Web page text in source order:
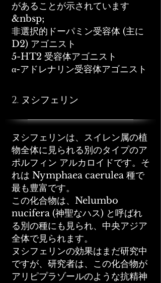
があることが示されています
&nbsp;
非選択的ドーパミン受容体 (主に
D2) アゴニスト
5-HT2 受容体アゴニスト
α-アドレナリン受容体アゴニスト
2. ヌシフェリン
ヌシフェリンは、スイレン属の植
物全体に見られる別のタイプのア
ポルフィン アルカロイドです。そ
れは Nymphaea caerulea 種で
最も豊富です。
この化合物は、​​Nelumbo
nucifera (神聖なハス) と呼ばれ
る別の種にも見られ、中央アジア
全体で見られます。
ヌシフェリンの効果はまだ研究中
ですが、研究者は、この化合物が
アリピプラゾールのような抗精神